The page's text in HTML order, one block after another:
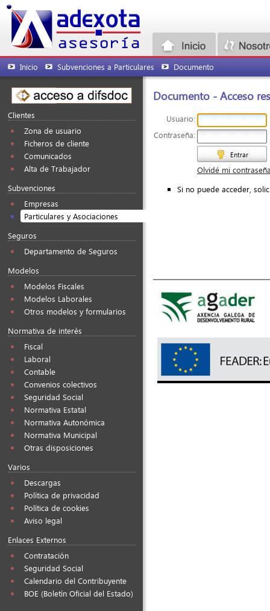
Inicio Subvenciones a Particulares Documento
Clientes
Zona de usuario
Ficheros de cliente
Comunicados
Alta de Trabajador
Subvenciones
Empresas
Particulares y Asociaciones
Seguros
Departamento de Seguros
Modelos
Modelos Fiscales
Modelos Laborales
Otros modelos y formularios
Normativa de interés
Fiscal
Laboral
Contable
Convenios colectivos
Seguridad Social
Normativa Estatal
Normativa Autonómica
Normativa Municipal
Otras disposiciones
Varios
Descargas
Política de privacidad
Política de cookies
Aviso legal
Enlaces Externos
Contratación
Seguridad Social
Calendario del Contribuyente
BOE (Boletín Oficial del Estado)
Documento - Acceso
Usuario:
Contraseña:
Entrar
Olvidé mi
Si no puede acceder,